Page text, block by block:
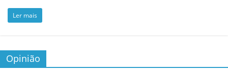
Ler mais
Opinião